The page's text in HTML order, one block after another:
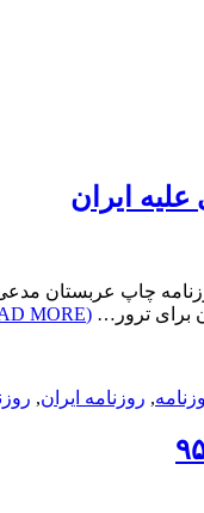
ایران
چاپ عربستان
برای ترور… (READ MORE)
, روزنامه ایران,